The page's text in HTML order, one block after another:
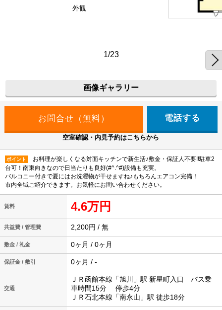
外観
1/23
画像ギャラリー
電話する
空室確認・内見予約はこちらから
ポイント
お料理が楽しくなる対面キッチンで新生活♪敷金・保証人不要!!駐車2
台可！南東向きなので日当たりも良好(#^.^#)設備も充実。
バルコニー付きで夏にはお洗濯物が干せますね♪もちろんエアコン完備！
市内全域ご紹介できます。お気軽にお問い合わせください。
賃料 4.6万円
共益費 / 管理費 2,200円 / 無
敷金 / 礼金 0ヶ月 / 0ヶ月
保証金 / 敷引 0ヶ月 / -
交通
ＪＲ函館本線「旭川」駅 新星町入口 バス乗
車時間15分 停歩4分
ＪＲ石北本線「南永山」駅 徒歩18分